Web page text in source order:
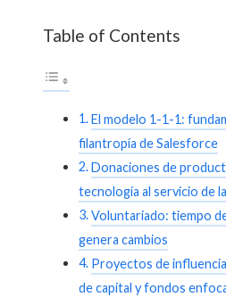
Table of Contents
El modelo 1-1-1:
filantropía de Salesforce
Donaciones de
tecnología al servicio de
Voluntariado: tiempo
genera cambios
Proyectos de
de capital y fondos